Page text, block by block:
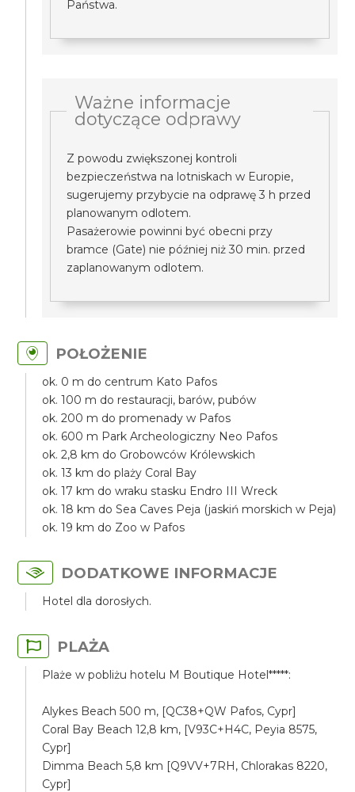
Państwa.
Ważne informacje
dotyczące odprawy
Z powodu zwiększonej kontroli
bezpieczeństwa na lotniskach w Europie,
sugerujemy przybycie na odprawę 3 h przed
planowanym odlotem.
Pasażerowie powinni być obecni przy
bramce (Gate) nie później niż 30 min. przed
zaplanowanym odlotem.
POŁOŻENIE
ok. 0 m do centrum Kato Pafos
ok. 100 m do restauracji, barów, pubów
ok. 200 m do promenady w Pafos
ok. 600 m Park Archeologiczny Neo Pafos
ok. 2,8 km do Grobowców Królewskich
ok. 13 km do plaży Coral Bay
ok. 17 km do wraku stasku Endro III Wreck
ok. 18 km do Sea Caves Peja (jaskiń morskich w Peja)
ok. 19 km do Zoo w Pafos
DODATKOWE INFORMACJE
Hotel dla dorosłych.
PLAŻA
Plaże w pobliżu hotelu M Boutique Hotel*****:
Alykes Beach 500 m, [QC38+QW Pafos, Cypr]
Coral Bay Beach 12,8 km, [V93C+H4C, Peyia 8575,
Cypr]
Dimma Beach 5,8 km [Q9VV+7RH, Chlorakas 8220,
Cypr]